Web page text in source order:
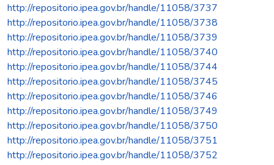
http://repositorio.ipea.gov.br/handle/11058/3737
http://repositorio.ipea.gov.br/handle/11058/3738
http://repositorio.ipea.gov.br/handle/11058/3739
http://repositorio.ipea.gov.br/handle/11058/3740
http://repositorio.ipea.gov.br/handle/11058/3744
http://repositorio.ipea.gov.br/handle/11058/3745
http://repositorio.ipea.gov.br/handle/11058/3746
http://repositorio.ipea.gov.br/handle/11058/3749
http://repositorio.ipea.gov.br/handle/11058/3750
http://repositorio.ipea.gov.br/handle/11058/3751
http://repositorio.ipea.gov.br/handle/11058/3752